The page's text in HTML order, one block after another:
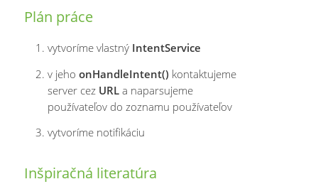
Plán práce
vytvoríme vlastný IntentService
v jeho onHandleIntent()kontaktujeme
server cez URLa naparsujeme
používateľov do zoznamu používateľov
vytvoríme notifikáciu
Inšpiračná literatúra